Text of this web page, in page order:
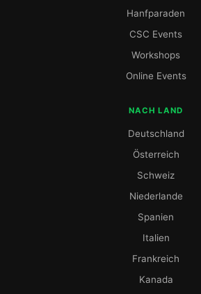
Hanfparaden
CSC Events
Workshops
Online Events
NACH LAND
Deutschland
Österreich
Schweiz
Niederlande
Spanien
Italien
Frankreich
Kanada